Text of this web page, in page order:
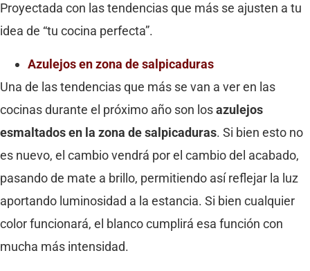
Proyectada con las tendencias que más se ajusten a tu
idea de “tu cocina perfecta”.
Azulejos en zona de salpicaduras
Una de las tendencias que más se van a ver en las
cocinas durante el próximo año son losazulejos
esmaltados en la zona de salpicaduras. Si bien esto no
es nuevo, el cambio vendrá por el cambio del acabado,
pasando de mate a brillo, permitiendo así reflejar la luz
aportando luminosidad a la estancia. Si bien cualquier
color funcionará, el blanco cumplirá esa función con
mucha más intensidad.